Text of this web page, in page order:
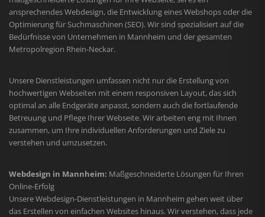
ansprechendes Webdesign, die Entwicklung eines Webshops oder die
Optimierung für Suchmaschinen (SEO). Wir sind spezialisiert auf die
Bedürfnisse von Unternehmen in Mannheim und der gesamten
Metropolregion Rhein-Neckar.
Unsere Dienstleistungen umfassen nicht nur die Erstellung von
hochwertigen Webseiten mit einem responsiven Layout, das sich
optimal an alle Endgeräte anpasst, sondern auch die fortlaufende
Betreuung und Pflege Ihrer Webseite. Wir arbeiten eng mit Ihnen
zusammen, um Ihre individuellen Anforderungen und Ziele zu
verstehen und umzusetzen.
Webdesign in Mannheim: Maßgeschneiderte Lösungen für Ihren
Online-Erfolg
Unsere Webdesign-Dienstleistungen in Mannheim gehen weit über
das Erstellen von einfachen Websites hinaus. Wir verstehen, dass jede